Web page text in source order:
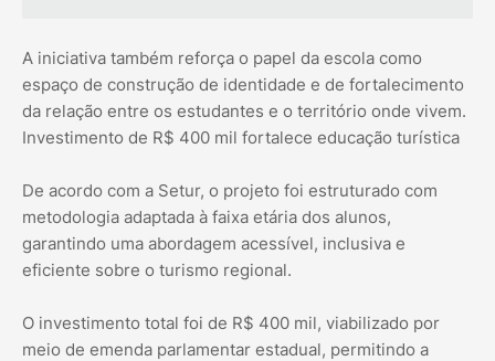
A iniciativa também reforça o papel da escola como
espaço de construção de identidade e de fortalecimento
da relação entre os estudantes e o território onde vivem.
Investimento de R$ 400 mil fortalece educação turística
De acordo com a Setur, o projeto foi estruturado com
metodologia adaptada à faixa etária dos alunos,
garantindo uma abordagem acessível, inclusiva e
eficiente sobre o turismo regional.
O investimento total foi de R$ 400 mil, viabilizado por
meio de emenda parlamentar estadual, permitindo a